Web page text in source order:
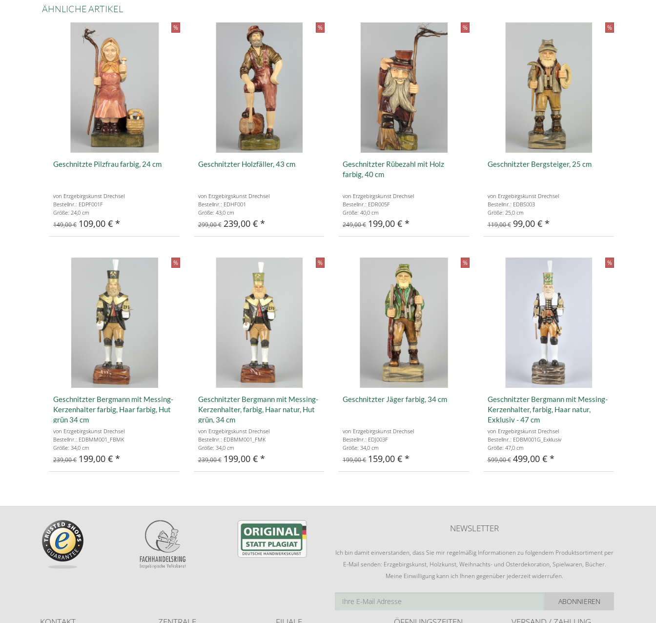
ÄHNLICHE ARTIKEL
%
Geschnitzte Pilzfrau farbig, 24 cm
von Erzgebirgskunst Drechsel
Bestellnr.: EDPF001F
Größe: 24,0 cm
149,00 € 109,00 €
%
Geschnitzter Holzfäller, 43 cm
von Erzgebirgskunst Drechsel
Bestellnr.: EDHF001
Größe: 43,0 cm
299,00 € 239,00 €
%
Geschnitzter Rübezahl mit Holz
farbig, 40 cm
von Erzgebirgskunst Drechsel
Bestellnr.: EDR005F
Größe: 40,0 cm
249,00 € 199,00 €
%
Geschnitzter Bergsteiger, 25 cm
von Erzgebirgskunst Drechsel
Bestellnr.: EDBS003
Größe: 25,0 cm
119,00 € 99,00 €
%
Geschnitzter Bergmann mit Messing-
Kerzenhalter farbig, Haar farbig, Hut
grün 34 cm
von Erzgebirgskunst Drechsel
Bestellnr.: EDBMM001_FBMK
Größe: 34,0 cm
239,00 € 199,00 €
%
Geschnitzter Bergmann mit Messing-
Kerzenhalter, farbig, Haar natur, Hut
grün, 34 cm
von Erzgebirgskunst Drechsel
Bestellnr.: EDBMM001_FMK
Größe: 34,0 cm
239,00 € 199,00 €
%
Geschnitzter Jäger farbig, 34 cm
von Erzgebirgskunst Drechsel
Bestellnr.: EDJ003F
Größe: 34,0 cm
199,00 € 159,00 €
%
Geschnitzter Bergmann mit Messing-
Kerzenhalter, farbig, Haar natur,
Exklusiv - 47 cm
von Erzgebirgskunst Drechsel
Bestellnr.: EDBM001G_Exklusiv
Größe: 47,0 cm
599,00 € 499,00 €
NEWSLETTER
Ich bin damit einverstanden, dass Sie mir regelmäßig Informationen zu folgendem Produktsortiment per
E-Mail senden: Erzgebirgskunst, Holzkunst, Weihnachts- und Osterdekoration, Spielwaren, Bücher.
Meine Einwilligung kann ich Ihnen gegenüber jederzeit widerrufen.
ABONNIEREN